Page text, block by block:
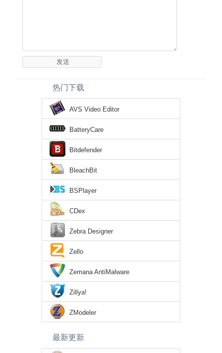
热门下载
AVS Video Editor
BatteryCare
Bitdefender
BleachBit
BSPlayer
CDex
Zebra Designer
Zello
Zemana AntiMalware
Zillya!
ZModeler
最新更新